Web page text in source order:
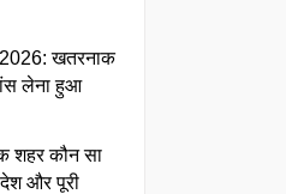
खतरनाक
लेना हुआ
शहर कौन सा
देश और पूरी